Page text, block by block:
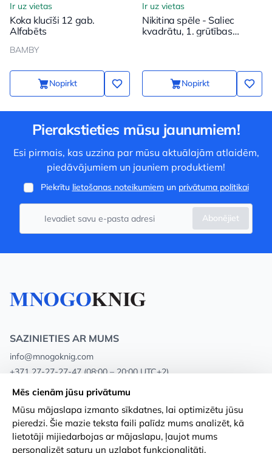
Ir uz vietas
Koka klucīši 12 gab.
Alfabēts
BAMBY
Nopirkt
Ir uz vietas
Nikitina spēle - Saliec
kvadrātu, 1. grūtības
Nopirkt
Pierakstieties mūsu jaunumiem!
Esi pirmais, kas uzzina par mūsu aktuālajām atlaidēm,
piedāvājumiem un jauniem produktiem!
Piekrītu lietošanas noteikumiemun privātuma politikai
Abonējiet
SAZINIETIES AR MUMS
info@mnogoknig.com
+371 27-27-27-47 (08:00 – 20:00 UTC+2)
Rīga, Augusta Deglava 69d, LV-1082
Par mums
Veikali
Privātuma politika
Noteikumi un nosacījumi
Mēs cienām jūsu privātumu
Mūsu mājaslapa izmanto sīkdatnes, lai optimizētu jūsu
pieredzi. Šie mazie teksta faili palīdz mums analizēt, kā
lietotāji mijiedarbojas ar mājaslapu, ļaujot mums
personalizēt saturu un uzlabot funkcionalitāti.